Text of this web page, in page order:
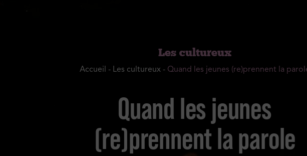
Les cultureux
Accueil - Les cultureux - Quand les jeunes (re)prennent la
Quand les jeunes
(re)prennent la parole